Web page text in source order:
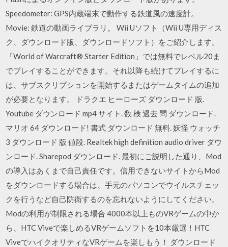
Speedometer: GPS内蔵端末で動作する鉄道風の速度計。
Movie: 鉄道の動画ライブラリ。 Wii Uソフト（Wii U専用ディス
ク、ダウンロード版、ダウンロードソフト）をご紹介します。
「World of Warcraft® Starter Edition」では無料でレベル20ま
でプレイすることができます。それ以降も続けてプレイするに
は、サブスクリプションを開始するまたはゲームタイムの追加
が必要となります。 ドラクエ ヒーローズ ダウンロード 版.
Youtube ダウンロード mp4 サイト. 数 検 過去 問 ダウンロード.
マリオ 64 ダウンロード! 書式 ダウンロード 無料. 妖怪 ウォッチ
3 ダウンロード 版 値段. Realtek high definition audio driver ダウ
ンロード. Sharepod ダウンロード. 最初にご説明した通り、Mod
の導入はあくまで自己責任です。信用できないサイトからMod
をダウンロードする場合は、手元のパソコンでウイルスチェッ
クを行うなど自己防衛するのを忘れないようにしてください。
Modの利用が制限される場合 4000本以上ものVRゲームの中か
ら、HTC Viveで楽しめるVRゲームソフトを10本厳選！HTC
ViveでハイクオリティなVRゲームを楽しもう！ ダウンロード